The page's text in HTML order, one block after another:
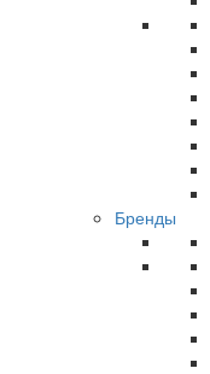
Бренды